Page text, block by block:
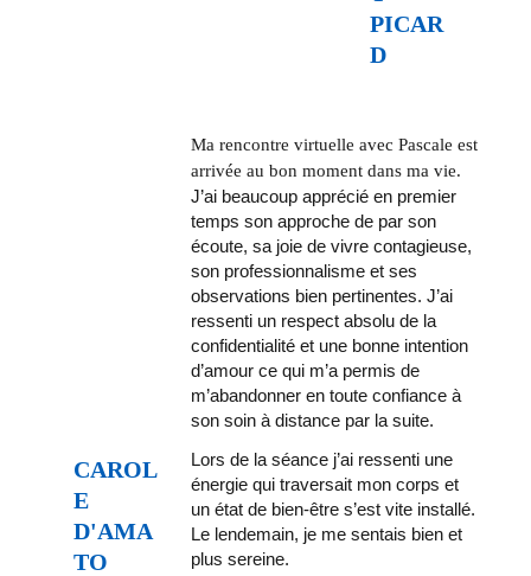
PICAR
D
CAROL
E
D'AMA
TO
Ma rencontre virtuelle avec Pascale est
arrivée au bon moment dans ma vie.
J’ai beaucoup apprécié en premier
temps son approche de par son
écoute, sa joie de vivre contagieuse,
son professionnalisme et ses
observations bien pertinentes. J’ai
ressenti un respect absolu de la
confidentialité et une bonne intention
d’amour ce qui m’a permis de
m’abandonner en toute confiance à
son soin à distance par la suite.
Lors de la séance j’ai ressenti une
énergie qui traversait mon corps et
un état de bien-être s’est vite installé.
Le lendemain, je me sentais bien et
plus sereine.